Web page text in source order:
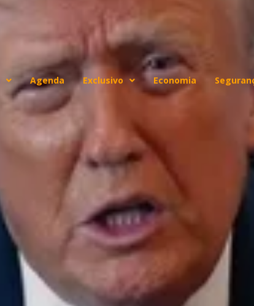
Agenda Exclusivo Economia